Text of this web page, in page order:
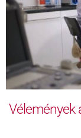
Vélemények